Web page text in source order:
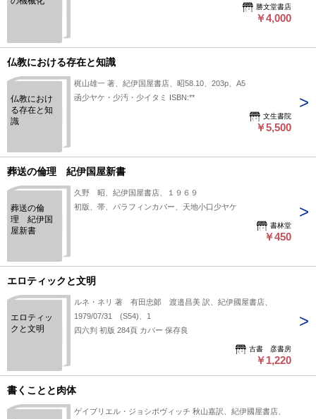
勝文堂書店
￥4,000
仏教における存在と知識
仏教におけ
る存在と知
識
梶山雄一 著、紀伊国屋書店、昭58.10、203p、A5
函少ヤケ・少汚・少イタミ ISBN:**
文生書院
￥5,500
葬送の倫理 紀伊国屋新書
葬送の倫
理 紀伊国
屋新書
久野 昭、紀伊国屋書店、１９６９
初版、帯、パラフィンカバー、天地小口少ヤケ
書林堂
￥450
エロティックと文明
エロティッ
クと文明
ルネ・ネリ 著 有田忠郞 渡邉昌美 訳、紀伊國屋書店、
1979/07/31 (S54)、1
四六判 初版 284頁 カバー 保存良
古書 彦書房
￥1,220
書くことと肉体
ゲイブリエル・ジョシポヴィッチ 秋山嘉訳、紀伊國屋書店、